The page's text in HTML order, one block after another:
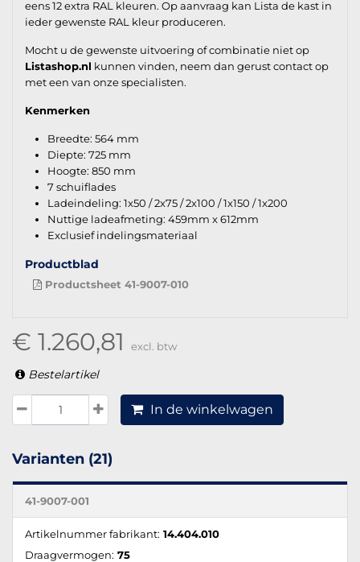
eens 12 extra RAL kleuren. Op aanvraag kan Lista de kast in
ieder gewenste RAL kleur produceren.
Mocht u de gewenste uitvoering of combinatie niet op
Listashop.nl kunnen vinden, neem dan gerust contact op
met een van onze specialisten.
Kenmerken
Breedte: 564 mm
Diepte: 725 mm
Hoogte: 850 mm
7 schuiflades
Ladeindeling: 1x50 / 2x75 / 2x100 / 1x150 / 1x200
Nuttige ladeafmeting: 459mm x 612mm
Exclusief indelingsmateriaal
Productblad
Productsheet 41-9007-010
€ 1.260,81 excl. btw
Bestelartikel
In de winkelwagen
Varianten (21)
41-9007-001
Artikelnummer fabrikant: 14.404.010
Draagvermogen: 75